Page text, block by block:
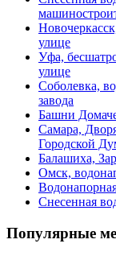
улице
Уфа,
улице
Соболевка,
завода
Башни
Самара,
Городской
Балашиха,
Омск,
Снесенная
Популярные